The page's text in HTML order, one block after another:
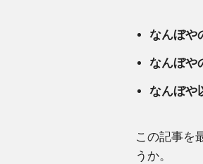
なんぼや
なんぼや
なんぼや
この記事を
うか。